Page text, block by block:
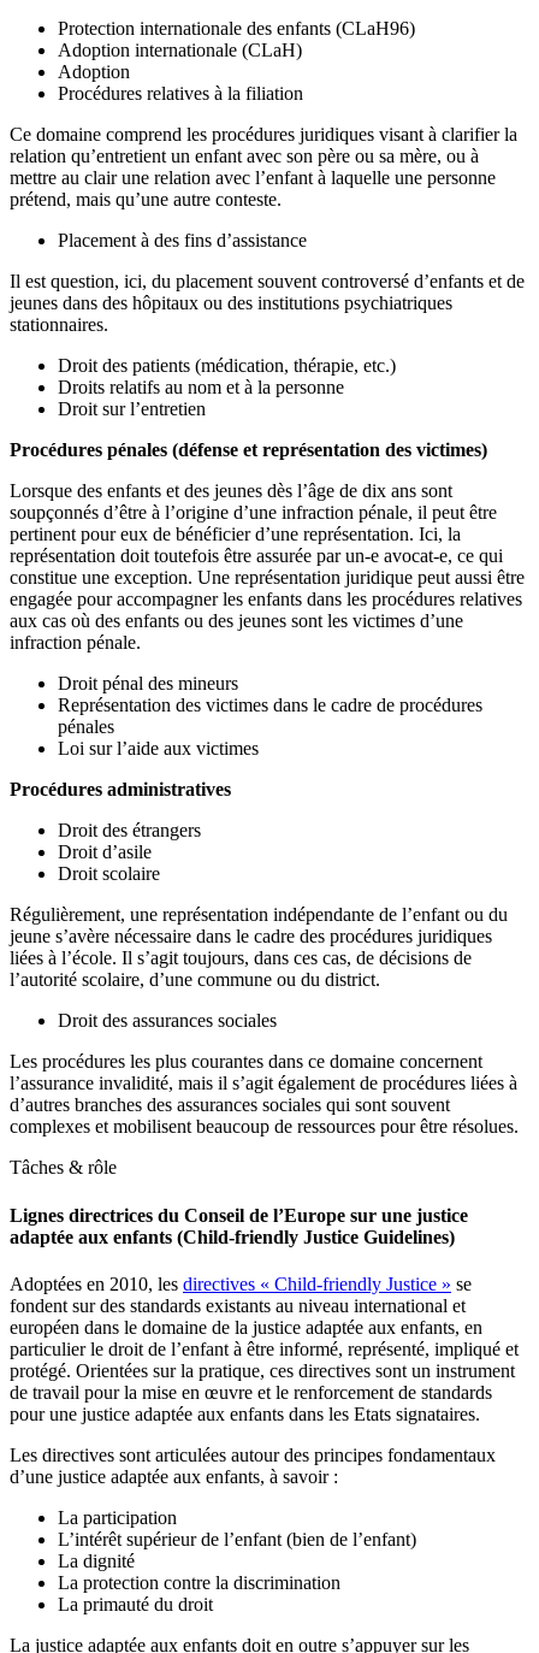
Protection internationale des enfants (CLaH96)
Adoption internationale (CLaH)
Adoption
Procédures relatives à la filiation
Ce domaine comprend les procédures juridiques visant à clarifier la
relation qu’entretient un enfant avec son père ou sa mère, ou à
mettre au clair une relation avec l’enfant à laquelle une personne
prétend, mais qu’une autre conteste.
Placement à des fins d’assistance
Il est question, ici, du placement souvent controversé d’enfants et de
jeunes dans des hôpitaux ou des institutions psychiatriques
stationnaires.
Droit des patients (médication, thérapie, etc.)
Droits relatifs au nom et à la personne
Droit sur l’entretien
Procédures pénales (défense et représentation des victimes)
Lorsque des enfants et des jeunes dès l’âge de dix ans sont
soupçonnés d’être à l’origine d’une infraction pénale, il peut être
pertinent pour eux de bénéficier d’une représentation. Ici, la
représentation doit toutefois être assurée par un-e avocat-e, ce qui
constitue une exception. Une représentation juridique peut aussi être
engagée pour accompagner les enfants dans les procédures relatives
aux cas où des enfants ou des jeunes sont les victimes d’une
infraction pénale.
Droit pénal des mineurs
Représentation des victimes dans le cadre de procédures
pénales
Loi sur l’aide aux victimes
Procédures administratives
Droit des étrangers
Droit d’asile
Droit scolaire
Régulièrement, une représentation indépendante de l’enfant ou du
jeune s’avère nécessaire dans le cadre des procédures juridiques
liées à l’école. Il s’agit toujours, dans ces cas, de décisions de
l’autorité scolaire, d’une commune ou du district.
Droit des assurances sociales
Les procédures les plus courantes dans ce domaine concernent
l’assurance invalidité, mais il s’agit également de procédures liées à
d’autres branches des assurances sociales qui sont souvent
complexes et mobilisent beaucoup de ressources pour être résolues.
Tâches & rôle
Lignes directrices du Conseil de l’Europe sur une justice
adaptée aux enfants (Child-friendly Justice Guidelines)
Adoptées en 2010, les directives « Child-friendly Justice » se
fondent sur des standards existants au niveau international et
européen dans le domaine de la justice adaptée aux enfants, en
particulier le droit de l’enfant à être informé, représenté, impliqué et
protégé. Orientées sur la pratique, ces directives sont un instrument
de travail pour la mise en œuvre et le renforcement de standards
pour une justice adaptée aux enfants dans les Etats signataires.
Les directives sont articulées autour des principes fondamentaux
d’une justice adaptée aux enfants, à savoir :
La participation
L’intérêt supérieur de l’enfant (bien de l’enfant)
La dignité
La protection contre la discrimination
La primauté du droit
La justice adaptée aux enfants doit en outre s’appuyer sur les